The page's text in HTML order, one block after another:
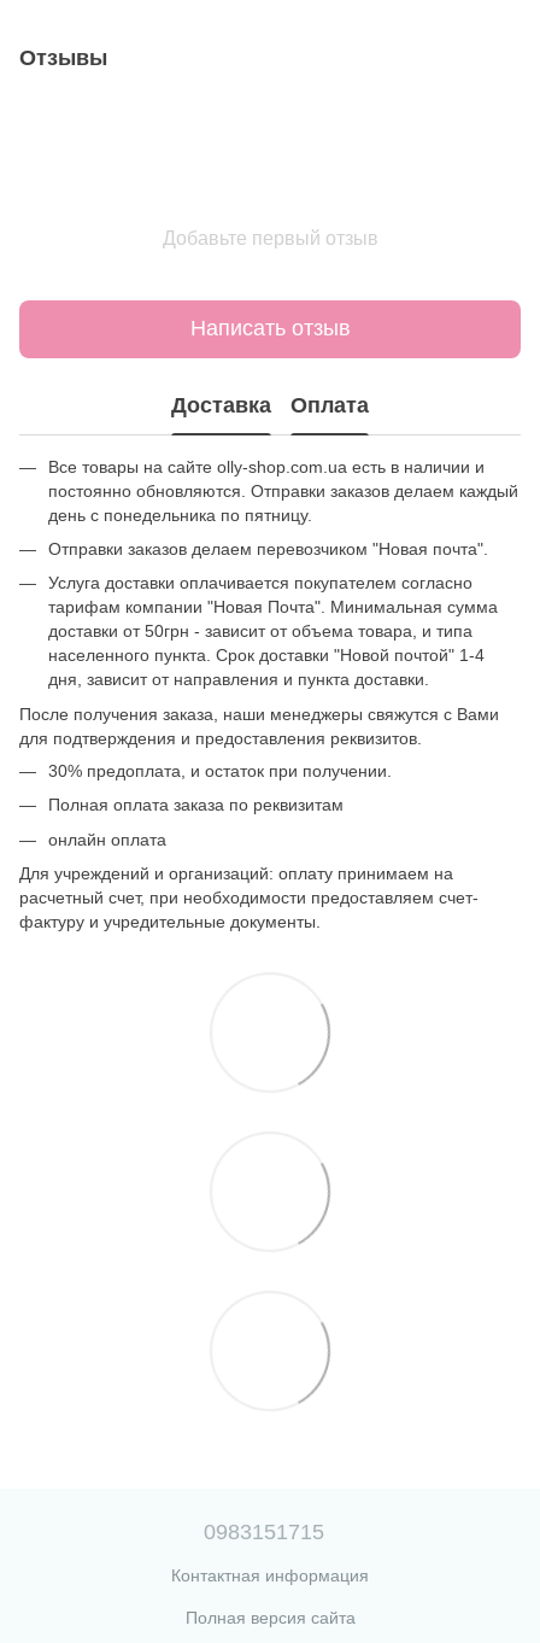
Отзывы
Добавьте первый отзыв
Написать отзыв
Доставка Оплата
Все товары на сайте olly-shop.com.ua есть в наличии и
постоянно обновляются. Отправки заказов делаем каждый
день с понедельника по пятницу.
Отправки заказов делаем перевозчиком "Новая почта".
Услуга доставки оплачивается покупателем согласно
тарифам компании "Новая Почта". Минимальная сумма
доставки от 50грн - зависит от объема товара, и типа
населенного пункта. Срок доставки "Новой почтой" 1-4
дня, зависит от направления и пункта доставки.
После получения заказа, наши менеджеры свяжутся с Вами
для подтверждения и предоставления реквизитов.
30% предоплата, и остаток при получении.
Полная оплата заказа по реквизитам
онлайн оплата
Для учреждений и организаций: оплату принимаем на
расчетный счет, при необходимости предоставляем счет-
фактуру и учредительные документы.
0983151715
Контактная информация
Полная версия сайта